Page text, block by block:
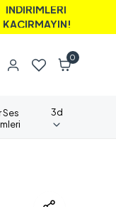
0
Ses
3d